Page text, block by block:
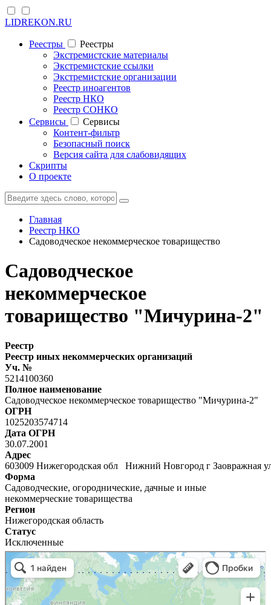
LIDREKON.RU
Реестры
Реестры
Экстремистские материалы
Экстремистские ссылки
Экстремистские организации
Реестр иноагентов
Реестр НКО
Реестр СОНКО
Cервисы
Cервисы
Контент-фильтр
Безопасный поиск
Версия сайта для слабовидящих
Скрипты
О проекте
Главная
Реестр НКО
Садоводческое некоммерческое товарищество
Садоводческое
некоммерческое
товарищество "Мичурина-2"
Реестр
Реестр иных некоммерческих организаций
Уч. №
5214100360
Полное наименование
Садоводческое некоммерческое товарищество "Мичурина-2"
ОГРН
1025203574714
Дата ОГРН
30.07.2001
Адрес
603009 Нижегородская обл Нижний Новгород г Заовражная
Форма
Садоводческие, огороднические, дачные и иные
некоммерческие товарищества
Регион
Нижегородская область
Статус
Исключенные